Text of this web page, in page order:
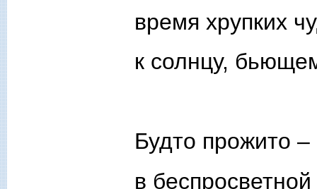
время хрупких
к солнцу,
Будто прожито –
в